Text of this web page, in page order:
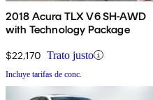
2018 Acura TLX V6 SH-AWD
with Technology Package
$22,170 Trato justo
Incluye tarifas de conc.